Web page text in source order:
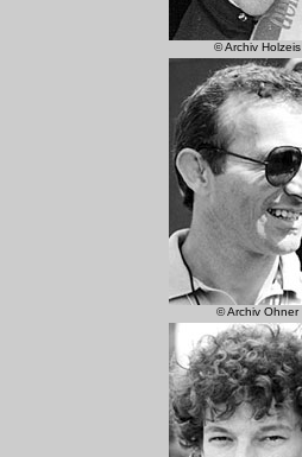
© Archiv Holzeis
© Archiv Ohner